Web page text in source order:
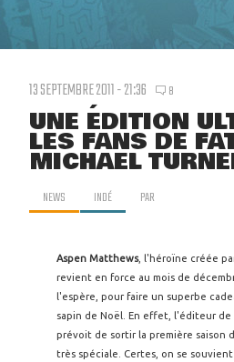
13 SEPTEMBRE 2011 - 21:36 8
UNE ÉDITION
LES FANS DE
MICHAEL
NEWS INDÉ PAR
Aspen Matthews, l'héroïne créée
revient en force au mois de
l'espère, pour faire un superbe
sapin de Noël. En effet, l'éditeur de
prévoit de sortir la première saison
très spéciale. Certes, on se